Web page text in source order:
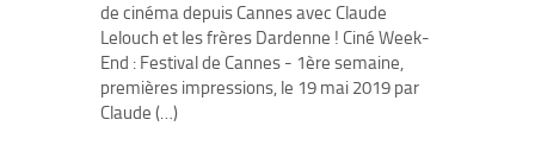
de cinéma depuis Cannes avec Claude
Lelouch et les frères Dardenne ! Ciné Week-
End : Festival de Cannes - 1ère semaine,
premières impressions, le 19 mai 2019 par
Claude (…)